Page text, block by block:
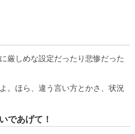
厳しめな設定だったり悲惨だった
。ほら、違う言い方とかさ、状況
であげて！